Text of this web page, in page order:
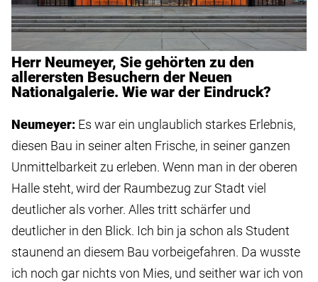
Herr Neumeyer, Sie gehörten zu den
allerersten Besuchern der Neuen
Nationalgalerie. Wie war der Eindruck?
Neumeyer: Es war ein unglaublich starkes Erlebnis,
diesen Bau in seiner alten Frische, in seiner ganzen
Unmittelbarkeit zu erleben. Wenn man in der oberen
Halle steht, wird der Raumbezug zur Stadt viel
deutlicher als vorher. Alles tritt schärfer und
deutlicher in den Blick. Ich bin ja schon als Student
staunend an diesem Bau vorbeigefahren. Da wusste
ich noch gar nichts von Mies, und seither war ich von